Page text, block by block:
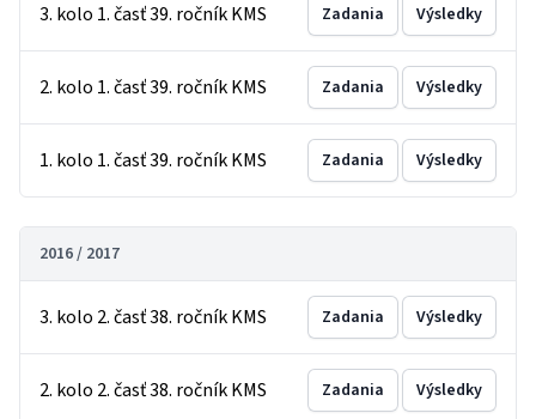
3. kolo 1. časť 39. ročník KMS Zadania Výsledky
2. kolo 1. časť 39. ročník KMS Zadania Výsledky
1. kolo 1. časť 39. ročník KMS Zadania Výsledky
2016 / 2017
3. kolo 2. časť 38. ročník KMS Zadania Výsledky
2. kolo 2. časť 38. ročník KMS Zadania Výsledky